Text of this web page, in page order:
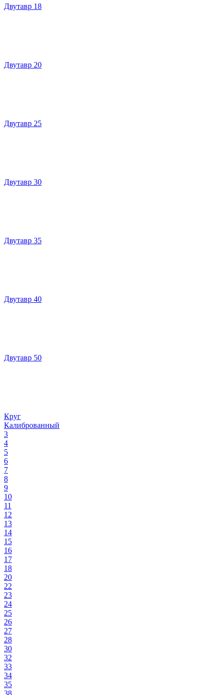
Двутавр 18
Двутавр 20
Двутавр 25
Двутавр 30
Двутавр 35
Двутавр 40
Двутавр 50
Круг
Калиброванный
3
4
5
6
7
8
9
10
11
12
13
14
15
16
17
18
20
22
23
24
25
26
27
28
30
32
33
34
35
38